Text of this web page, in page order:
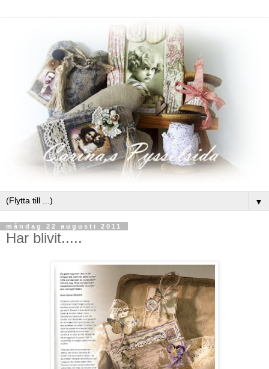
▼
måndag 22 augusti 2011
Har blivit.....